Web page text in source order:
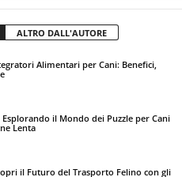
ALTRO DALL'AUTORE
Alimentari per Cani: Benefici,
il Mondo dei Puzzle per Cani
Lenta
il Futuro del Trasporto Felino con gli